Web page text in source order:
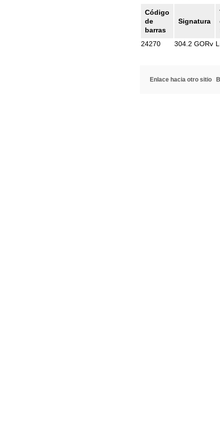
Código
de
barras
Signatura
24270
304.2 GORv
Enlace hacia otro sitio